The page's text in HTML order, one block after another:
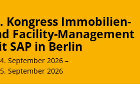
Kongress Immobilien-
Facility-Management
SAP in Berlin
September 2026 –
September 2026